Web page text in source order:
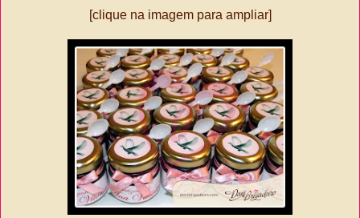
[clique na imagem para ampliar]